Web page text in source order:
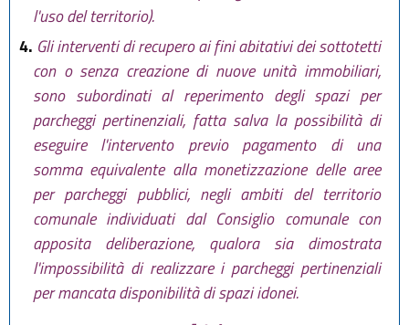
l'uso del territorio).
4. Gli interventi di recupero ai fini abitativi dei sottotetti
con o senza creazione di nuove unità immobiliari,
sono subordinati al reperimento degli spazi per
parcheggi pertinenziali, fatta salva la possibilità di
eseguire l'intervento previo pagamento di una
somma equivalente alla monetizzazione delle aree
per parcheggi pubblici, negli ambiti del territorio
comunale individuati dal Consiglio comunale con
apposita deliberazione, qualora sia dimostrata
l'impossibilità di realizzare i parcheggi pertinenziali
per mancata disponibilità di spazi idonei.